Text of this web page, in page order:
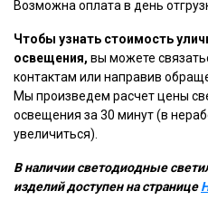
Возможна оплата в день
Чтобы узнать стоимость
освещения, вы можете
контактам или направив
Мы произведем расчет цены
освещения за 30 минут (в
увеличиться).
В наличии светодиодные
изделий доступен на странице